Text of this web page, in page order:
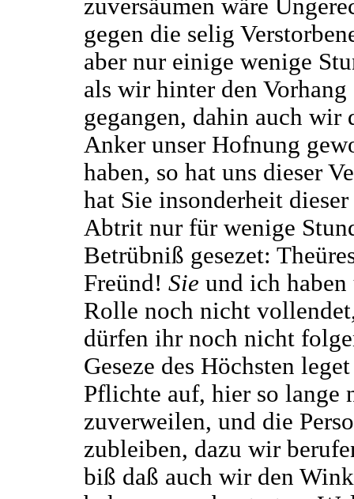
zuversäumen wäre
gegen die selig
aber nur einige wenige
als wir hinter den Vorhang
gegangen, dahin auch wir
Anker unser Hofnung
haben, so hat uns dieser
hat Sie insonderheit
Abtrit nur für wenige
Betrübniß gesezet:
Freünd! Sie und ich haben
Rolle noch nicht
dürfen ihr noch nicht
Geseze des Höchsten
Pflichte auf, hier so lange
zuverweilen, und die
zubleiben, dazu wir
biß daß auch wir den Wink